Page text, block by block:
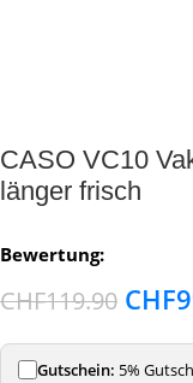
CASO VC10
länger frisch
Bewertung:
CHF119.90 CHF
Gutschein: 5%